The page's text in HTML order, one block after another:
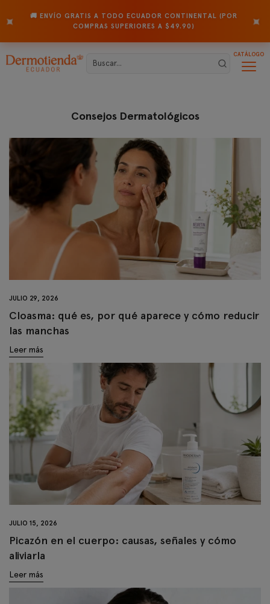
✦
🚚 ENVÍO GRATIS A TODO ECUADOR CONTINENTAL (POR
COMPRAS SUPERIORES A $49.90)
✦
CATÁLOGO
Consejos Dermatológicos
JULIO 29, 2026
Cloasma: qué es, por qué aparece y cómo reducir
las manchas
Leer más
JULIO 15, 2026
Picazón en el cuerpo: causas, señales y cómo
aliviarla
Leer más